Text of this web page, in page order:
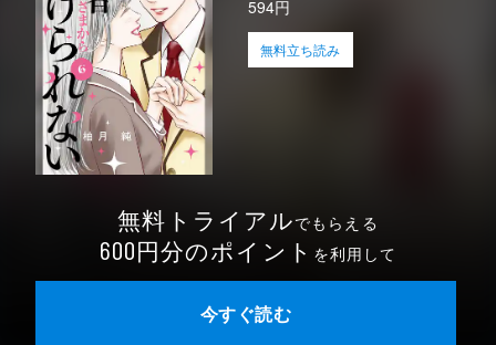
594円
無料立ち読み
無料トライアルでもらえる
600円分のポイント を利用して
今すぐ読む